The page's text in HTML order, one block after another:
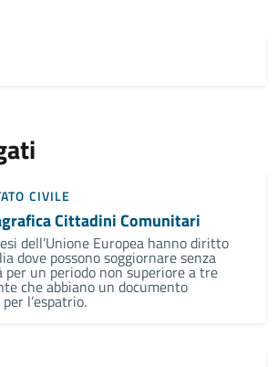
CIVILE
Cittadini Comunitari
dell’Unione Europea hanno diritto
dove possono soggiornare senza
un periodo non superiore a tre
che abbiano un documento
l’espatrio.